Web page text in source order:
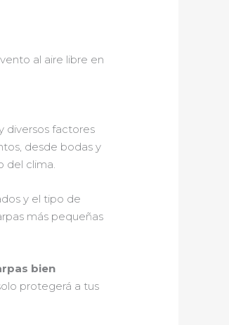
al aire libre en
diversos factores
desde bodas y
del clima.
y el tipo de
más pequeñas
bien
protegerá a tus